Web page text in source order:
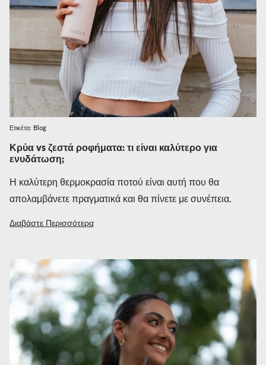
Ετικέτα: Blog
Κρύα vs ζεστά ροφήματα: τι είναι καλύτερο για
ενυδάτωση;
Η καλύτερη θερμοκρασία ποτού είναι αυτή που θα
απολαμβάνετε πραγματικά και θα πίνετε με συνέπεια.
Διαβάστε Περισσότερα